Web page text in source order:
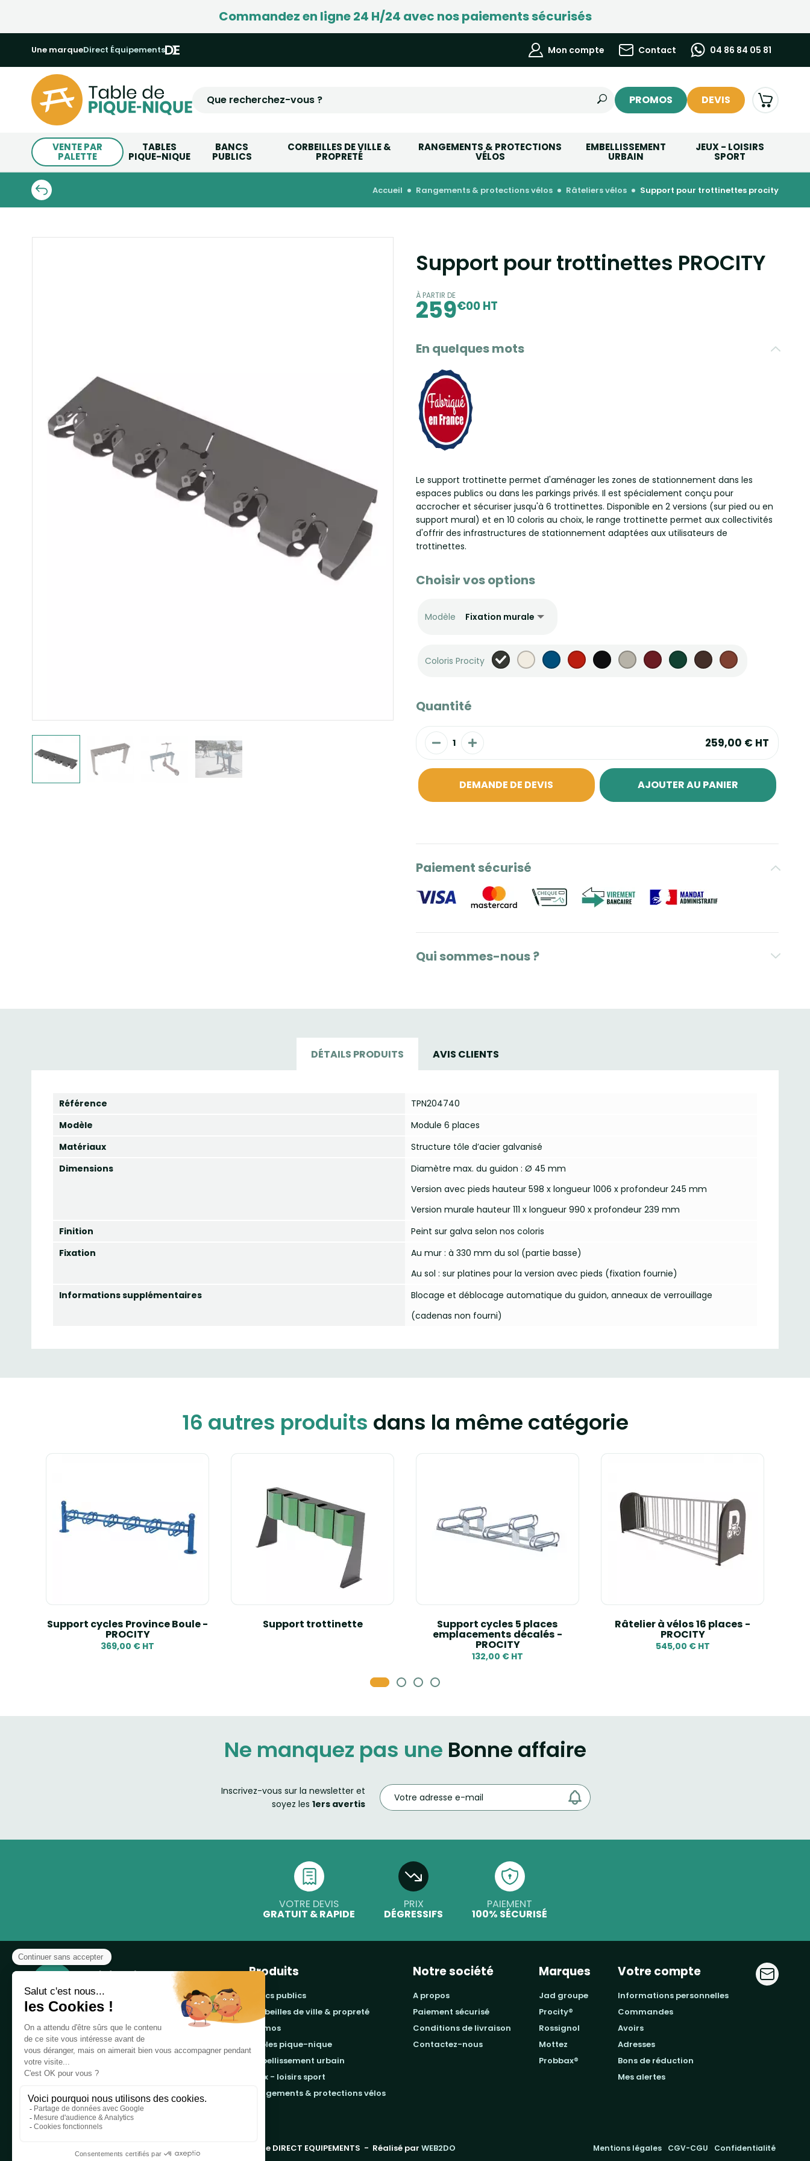
Commandez en ligne 24 H/24 avec nos paiements sécurisés
Une marqueDirect Équipements Mon compte Contact 04 86 84 05 81
PROMOS DEVIS
VENTE PAR
PALETTE
TABLES
PIQUE-NIQUE
BANCS
PUBLICS
CORBEILLES DE VILLE &
PROPRETÉ
RANGEMENTS & PROTECTIONS
VÉLOS
EMBELLISSEMENT
URBAIN
JEUX - LOISIRS
SPORT
accueil rangements & protections vélos râteliers vélos support pour trottinettes procity
Support pour trottinettes PROCITY
À PARTIR DE
259€00 HT
En quelques mots
Le support trottinette permet d'aménager les zones de stationnement dans les
espaces publics ou dans les parkings privés. Il est spécialement conçu pour
accrocher et sécuriser jusqu'à 6 trottinettes. Disponible en 2 versions (sur pied ou en
support mural) et en 10 coloris au choix, le range trottinette permet aux collectivités
d'offrir des infrastructures de stationnement adaptées aux utilisateurs de
trottinettes.
Choisir vos options
Modèle
Coloris Procity
Quantité
259,00 € HT
DEMANDE DE DEVIS AJOUTER AU PANIER
Paiement sécurisé
Qui sommes-nous ?
DÉTAILS PRODUITS AVIS CLIENTS
Référence
TPN204740
Modèle
Module 6 places
Matériaux
Structure tôle d’acier galvanisé
Dimensions
Diamètre max. du guidon : Ø 45 mm
Version avec pieds hauteur 598 x longueur 1006 x profondeur 245 mm
Version murale hauteur 111 x longueur 990 x profondeur 239 mm
Finition
Peint sur galva selon nos coloris
Fixation
Au mur : à 330 mm du sol (partie basse)
Au sol : sur platines pour la version avec pieds (fixation fournie)
Informations supplémentaires
Blocage et déblocage automatique du guidon, anneaux de verrouillage
(cadenas non fourni)
16 autres produits dans la même catégorie
Support cycles Province Boule -
PROCITY
369,00 € HT
Support trottinette Support cycles 5 places
emplacements décalés -
PROCITY
132,00 € HT
Râtelier à vélos 16 places -
PROCITY
545,00 € HT
Ne manquez pas une Bonne affaire
Inscrivez-vous sur la newsletter et
soyez les 1ers avertis
VOTRE DEVIS
GRATUIT & RAPIDE
PRIX
DÉGRESSIFS
PAIEMENT
100% SÉCURISÉ
Notre boutique, spécialisée dans la vente de
table de pique-nique et de plein air, est
principalement adressée aux collectvités, aux
entreprises privées et publiques et au
associations.
Infos et contact au 04 86 84 05 81
Produits
bancs publics
corbeilles de ville & propreté
promos
tables pique-nique
embellissement urbain
jeux - loisirs sport
rangements & protections vélos
Notre société
a propos
paiement sécurisé
conditions de livraison
contactez-nous
Marques
jad groupe
procity®
rossignol
mottez
probbax®
Votre compte
informations personnelles
commandes
avoirs
adresses
bons de réduction
mes alertes
Table de Pique-nique une marque DIRECT EQUIPEMENTS - Réalisé par WEB2DO Mentions légales CGV-CGU Confidentialité